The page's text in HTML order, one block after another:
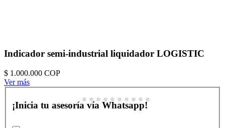
Indicador semi-industrial liquidador LOGISTIC
$ 1.000.000 COP
Ver más
¡Inicia tu asesoría vía Whatsapp!